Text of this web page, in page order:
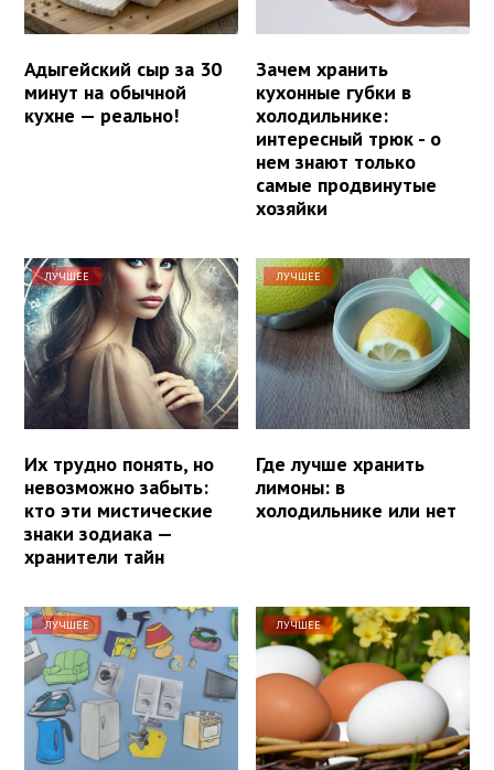
Адыгейский сыр за 30
минут на обычной
кухне — реально!
Зачем хранить
кухонные губки в
холодильнике:
интересный трюк - о
нем знают только
самые продвинутые
хозяйки
ЛУЧШЕЕ
Их трудно понять, но
невозможно забыть:
кто эти мистические
знаки зодиака —
хранители тайн
ЛУЧШЕЕ
Где лучше хранить
лимоны: в
холодильнике или нет
ЛУЧШЕЕ ЛУЧШЕЕ